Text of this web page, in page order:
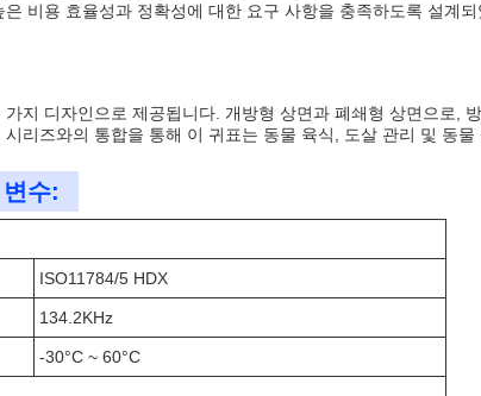
비용 효율성과 정확성에 대한 요구 사항을 충족하도록 설계되
가지 디자인으로 제공됩니다. 개방형 상면과 폐쇄형 상면으로,
시리즈와의 통합을 통해 이 귀표는 동물 육식, 도살 관리 및 동
수:
ISO11784/5 HDX
134.2KHz
-30°C ~ 60°C